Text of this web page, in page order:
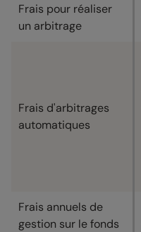
Frais pour réaliser
un arbitrage
Frais d'arbitrages
automatiques
Frais annuels de
gestion sur le fonds